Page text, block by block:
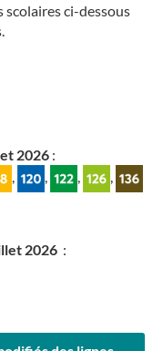
scolaires ci-dessous
2026 :
, , ,
,
2026 :